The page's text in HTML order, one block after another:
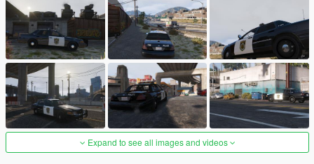
Expand to see all images and videos